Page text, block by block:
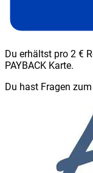
Du erhältst pro 2 €
PAYBACK Karte.
Du hast Fragen